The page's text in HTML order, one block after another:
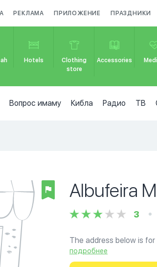
РЕКЛАМА ПРИЛОЖЕНИЕ ПРАЗДНИКИ
Hotels
Clothing
store
Accessories
Вопрос имаму Кибла Радио ТВ
Albufeira
3
The address below is
the basement of flats
McDonalds in Albufeira.
подробнее